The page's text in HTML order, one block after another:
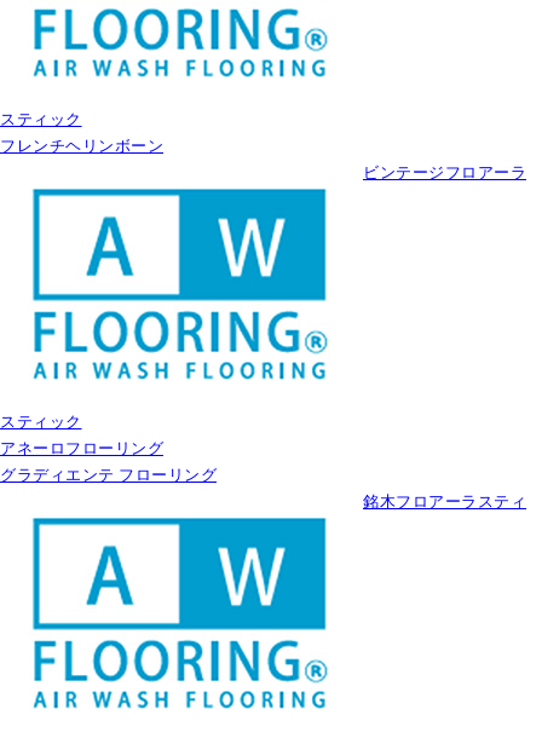
スティック
フレンチヘリンボーン
ビンテージフロアーラ
スティック
アネーロフローリング
グラディエンテ フローリング
銘木フロアーラスティ